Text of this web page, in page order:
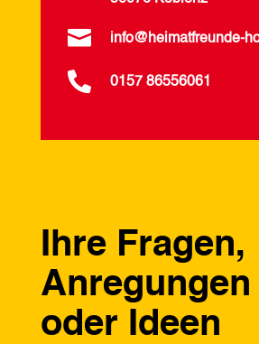
 info@heimatfreunde-
 0157 86556061
Ihre Fragen,
Anregungen
oder Ideen